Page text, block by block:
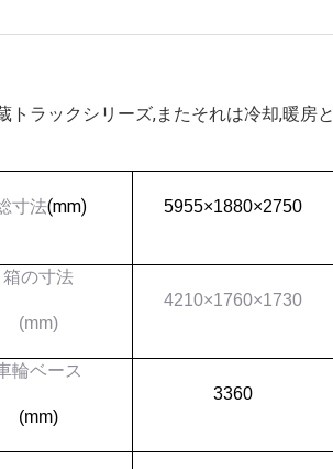
ラックシリーズ,またそれは冷却,暖房と
寸法(mm) 5955×1880×2750
箱の寸法
(mm)
4210×1760×1730
輪ベース
(mm)
3360